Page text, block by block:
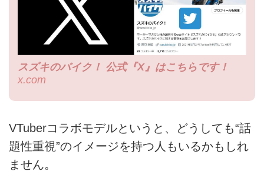
スズキのバイク！ 公式『X』はこちらです！
x.com
VTuberコラボモデルというと、どうしても“話
題性重視”のイメージを持つ人もいるかもしれ
ません。